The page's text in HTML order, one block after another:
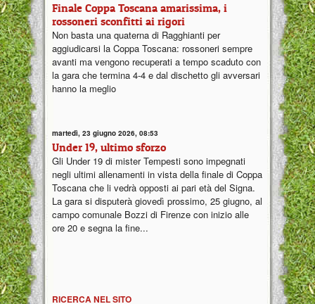
Finale Coppa Toscana amarissima, i
rossoneri sconfitti ai rigori
Non basta una quaterna di Ragghianti per
aggiudicarsi la Coppa Toscana: rossoneri sempre
avanti ma vengono recuperati a tempo scaduto con
la gara che termina 4-4 e dal dischetto gli avversari
hanno la meglio
martedì, 23 giugno 2026, 08:53
Under 19, ultimo sforzo
Gli Under 19 di mister Tempesti sono impegnati
negli ultimi allenamenti in vista della finale di Coppa
Toscana che li vedrà opposti ai pari età del Signa.
La gara si disputerà giovedì prossimo, 25 giugno, al
campo comunale Bozzi di Firenze con inizio alle
ore 20 e segna la fine...
RICERCA NEL SITO